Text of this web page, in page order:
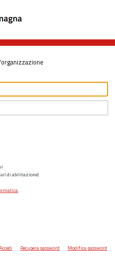
di abilitazione)
.
Accedi Recupera password Modifica password